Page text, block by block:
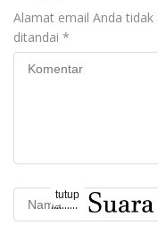
Alamat email Anda tidak
ditandai *
tutup
..........